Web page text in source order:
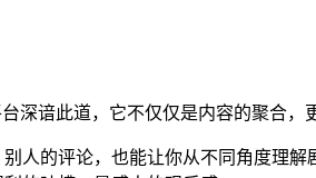
深谙此道，它不仅仅是内容的聚合，
人的评论，也能让你从不同角度理